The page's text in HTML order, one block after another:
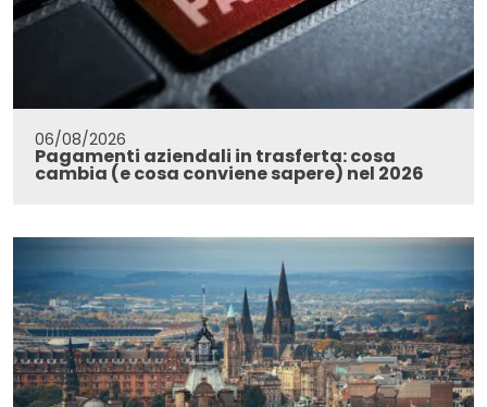
06/08/2026
Pagamenti aziendali in trasferta: cosa
cambia (e cosa conviene sapere) nel 2026